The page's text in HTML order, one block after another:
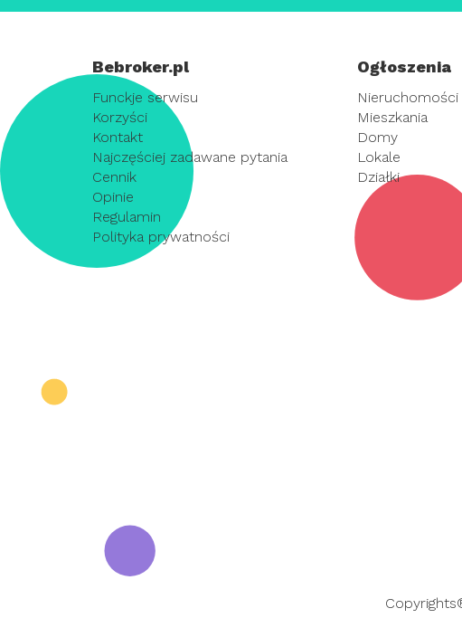
Bebroker.pl
Funckje serwisu
Korzyści
Kontakt
Najczęściej zadawane pytania
Cennik
Opinie
Regulamin
Polityka prywatności
Ogłoszenia
Nieruchomości
Mieszkania
Domy
Lokale
Działki